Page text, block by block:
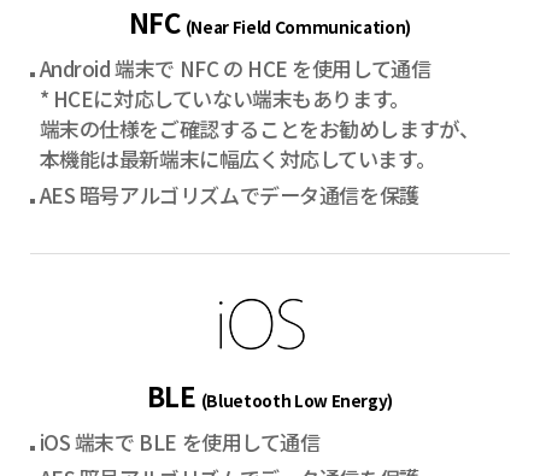
NFC (Near Field Communication)
Android 端末で NFC の HCE を使用して通信
* HCEに対応していない端末もあります。
端末の仕様をご確認することをお勧めしますが、
本機能は最新端末に幅広く対応しています。
AES 暗号アルゴリズムでデータ通信を保護
BLE (Bluetooth Low Energy)
iOS 端末で BLE を使用して通信